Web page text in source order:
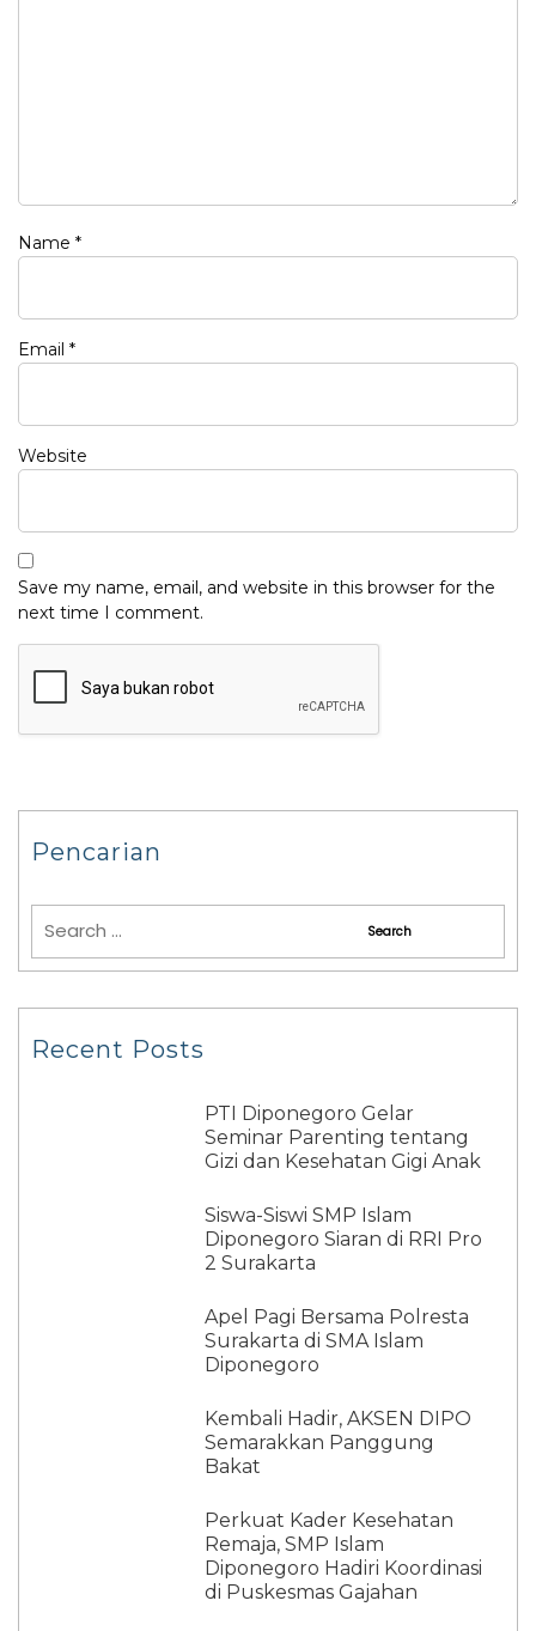
Name *
Email *
Website
Save my name, email, and website in this browser for the
next time I comment.
Pencarian
Recent Posts
PTI Diponegoro Gelar
Seminar Parenting tentang
Gizi dan Kesehatan Gigi Anak
Siswa-Siswi SMP Islam
Diponegoro Siaran di RRI Pro
2 Surakarta
Apel Pagi Bersama Polresta
Surakarta di SMA Islam
Diponegoro
Kembali Hadir, AKSEN DIPO
Semarakkan Panggung
Bakat
Perkuat Kader Kesehatan
Remaja, SMP Islam
Diponegoro Hadiri Koordinasi
di Puskesmas Gajahan